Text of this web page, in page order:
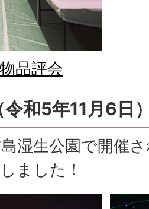
品評会
和5年11月6日
湿生公園で開催
ました！